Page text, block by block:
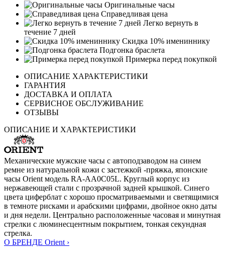
Оригинальные часы
Справедливая цена
Легко вернуть в
течение 7 дней
Скидка 10% имениннику
Подгонка браслета
Примерка перед покупкой
ОПИСАНИЕ ХАРАКТЕРИСТИКИ
ГАРАНТИЯ
ДОСТАВКА И ОПЛАТА
СЕРВИСНОЕ ОБСЛУЖИВАНИЕ
ОТЗЫВЫ
ОПИСАНИЕ И ХАРАКТЕРИСТИКИ
Механические мужские часы с автоподзаводом на синем
ремне из натуральной кожи с застежкой -пряжка, японские
часы Orient модель RA-AA0C05L. Круглый корпус из
нержавеющей стали с прозрачной задней крышкой. Синего
цвета циферблат с хорошо просматриваемыми и светящимися
в темноте рисками и арабскими цифрами, двойное окно даты
и дня недели. Центрально расположенные часовая и минутная
стрелки с люминесцентным покрытием, тонкая секундная
стрелка.
О БРЕНДЕ Orient ›